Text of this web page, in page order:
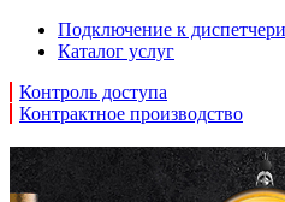
Подключение к
Каталог услуг
Контроль доступа
Контрактное производство